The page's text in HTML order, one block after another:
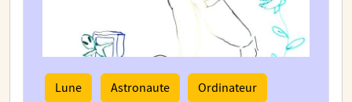
Lune Astronaute Ordinateur